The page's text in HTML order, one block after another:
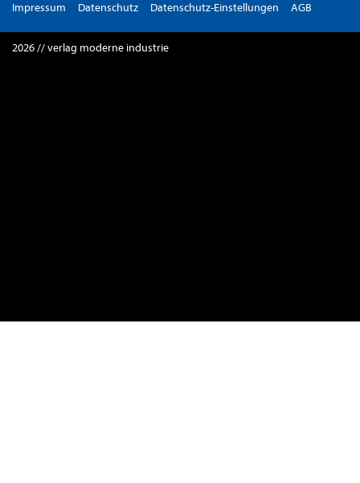
Impressum Datenschutz Datenschutz-Einstellungen AGB
2026 // verlag moderne industrie